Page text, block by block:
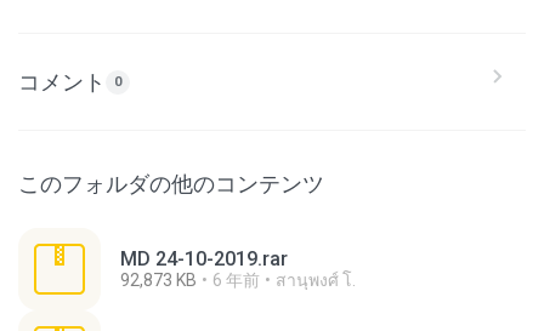
コメント 0
このフォルダの他のコンテンツ
MD 24-10-2019.rar
92,873 KB 6 年前 สานุพงศ์ โ.